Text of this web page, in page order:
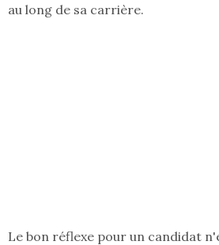
au long de sa carrière.
Le bon réflexe pour un candidat